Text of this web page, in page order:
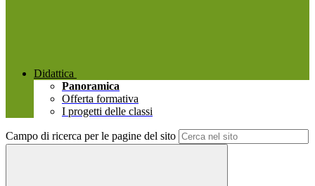
Didattica
Panoramica
Offerta formativa
I progetti delle classi
Campo di ricerca per le pagine del sito